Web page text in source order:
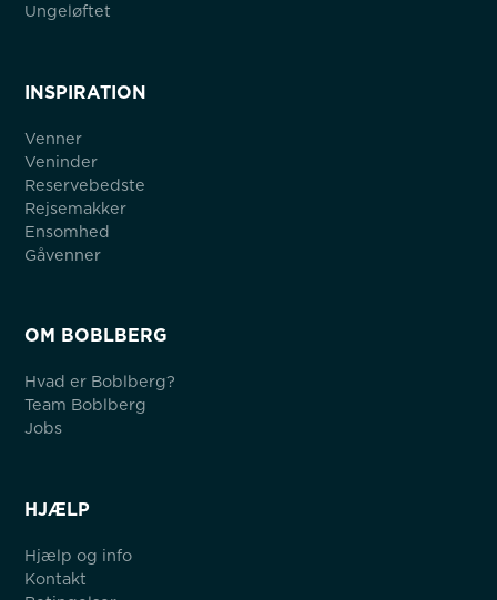
Ungeløftet
INSPIRATION
Venner
Veninder
Reservebedste
Rejsemakker
Ensomhed
Gåvenner
OM BOBLBERG
Hvad er Boblberg?
Team Boblberg
Jobs
HJÆLP
Hjælp og info
Kontakt